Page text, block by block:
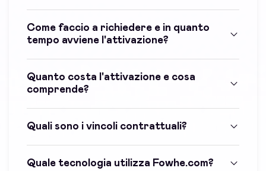
Come faccio a richiedere e in quanto
tempo avviene l'attivazione?
Quanto costa l'attivazione e cosa
comprende?
Quali sono i vincoli contrattuali?
Quale tecnologia utilizza Fowhe.com?